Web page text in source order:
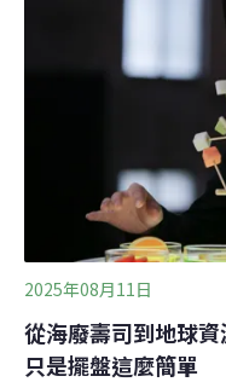
為「糧食系統的共融
也是2025年《社會企
World Forum, SEWF
球與在地的串連：從
Åsa Skogström Feldt
在地創業者，就是推
2025年08月11日
從海廢壽司到地球
只是擺盤這麼簡單